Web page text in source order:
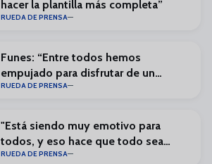
hacer la plantilla más completa”
RUEDA DE PRENSA
Funes: “Entre todos hemos
empujado para disfrutar de un
Málaga en Primera”
RUEDA DE PRENSA
"Está siendo muy emotivo para
todos, y eso hace que todo sea
especial"
RUEDA DE PRENSA